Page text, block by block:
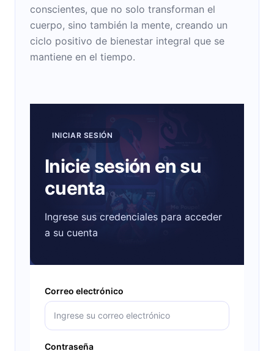
conscientes, que no solo transforman el
cuerpo, sino también la mente, creando un
ciclo positivo de bienestar integral que se
mantiene en el tiempo.
INICIAR SESIÓN
Inicie sesión en su
cuenta
Ingrese sus credenciales para acceder
a su cuenta
Correo electrónico
Contraseña